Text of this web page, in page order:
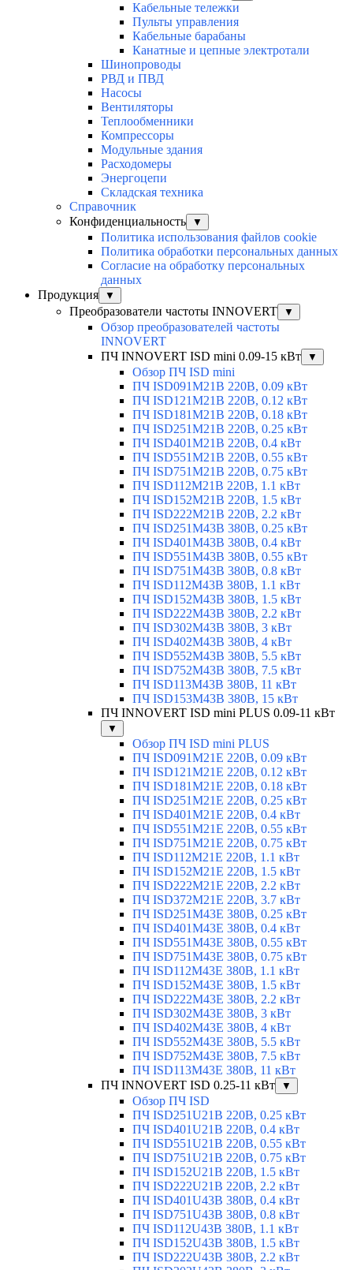
Кабельные тележки
Пульты управления
Кабельные барабаны
Канатные и цепные электротали
Шинопроводы
РВД и ПВД
Насосы
Вентиляторы
Теплообменники
Компрессоры
Модульные здания
Расходомеры
Энергоцепи
Складская техника
Справочник
Конфиденциальность
▼
Политика использования файлов cookie
Политика обработки персональных данных
Согласие на обработку персональных
данных
Продукция
▼
Преобразователи частоты INNOVERT ▼
Обзор преобразователей частоты
INNOVERT
ПЧ INNOVERT ISD mini 0.09-15 кВт
▼
Обзор ПЧ ISD mini
ПЧ ISD091M21B 220В, 0.09 кВт
ПЧ ISD121M21B 220В, 0.12 кВт
ПЧ ISD181M21B 220В, 0.18 кВт
ПЧ ISD251M21B 220В, 0.25 кВт
ПЧ ISD401M21B 220В, 0.4 кВт
ПЧ ISD551M21B 220В, 0.55 кВт
ПЧ ISD751M21B 220В, 0.75 кВт
ПЧ ISD112M21B 220В, 1.1 кВт
ПЧ ISD152M21B 220В, 1.5 кВт
ПЧ ISD222M21B 220В, 2.2 кВт
ПЧ ISD251M43B 380В, 0.25 кВт
ПЧ ISD401M43B 380В, 0.4 кВт
ПЧ ISD551M43B 380В, 0.55 кВт
ПЧ ISD751M43B 380В, 0.8 кВт
ПЧ ISD112M43B 380В, 1.1 кВт
ПЧ ISD152M43B 380В, 1.5 кВт
ПЧ ISD222M43B 380В, 2.2 кВт
ПЧ ISD302M43B 380В, 3 кВт
ПЧ ISD402M43B 380В, 4 кВт
ПЧ ISD552M43B 380В, 5.5 кВт
ПЧ ISD752M43B 380В, 7.5 кВт
ПЧ ISD113M43B 380В, 11 кВт
ПЧ ISD153M43B 380В, 15 кВт
ПЧ INNOVERT ISD mini PLUS 0.09-11 кВт
▼
Обзор ПЧ ISD mini PLUS
ПЧ ISD091M21E 220В, 0.09 кВт
ПЧ ISD121M21E 220В, 0.12 кВт
ПЧ ISD181M21E 220В, 0.18 кВт
ПЧ ISD251M21E 220В, 0.25 кВт
ПЧ ISD401M21E 220В, 0.4 кВт
ПЧ ISD551M21E 220В, 0.55 кВт
ПЧ ISD751M21E 220В, 0.75 кВт
ПЧ ISD112M21E 220В, 1.1 кВт
ПЧ ISD152M21E 220В, 1.5 кВт
ПЧ ISD222M21E 220В, 2.2 кВт
ПЧ ISD372M21E 220В, 3.7 кВт
ПЧ ISD251M43E 380В, 0.25 кВт
ПЧ ISD401M43E 380В, 0.4 кВт
ПЧ ISD551M43E 380В, 0.55 кВт
ПЧ ISD751M43E 380В, 0.75 кВт
ПЧ ISD112M43E 380В, 1.1 кВт
ПЧ ISD152M43E 380В, 1.5 кВт
ПЧ ISD222M43E 380В, 2.2 кВт
ПЧ ISD302M43E 380В, 3 кВт
ПЧ ISD402M43E 380В, 4 кВт
ПЧ ISD552M43E 380В, 5.5 кВт
ПЧ ISD752M43E 380В, 7.5 кВт
ПЧ ISD113M43E 380В, 11 кВт
ПЧ INNOVERT ISD 0.25-11 кВт
▼
Обзор ПЧ ISD
ПЧ ISD251U21B 220В, 0.25 кВт
ПЧ ISD401U21B 220В, 0.4 кВт
ПЧ ISD551U21B 220В, 0.55 кВт
ПЧ ISD751U21B 220В, 0.75 кВт
ПЧ ISD152U21B 220В, 1.5 кВт
ПЧ ISD222U21B 220В, 2.2 кВт
ПЧ ISD401U43B 380В, 0.4 кВт
ПЧ ISD751U43B 380В, 0.8 кВт
ПЧ ISD112U43B 380В, 1.1 кВт
ПЧ ISD152U43B 380В, 1.5 кВт
ПЧ ISD222U43B 380В, 2.2 кВт